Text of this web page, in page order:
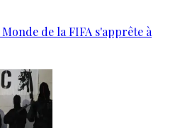
de la FIFA s'apprête à